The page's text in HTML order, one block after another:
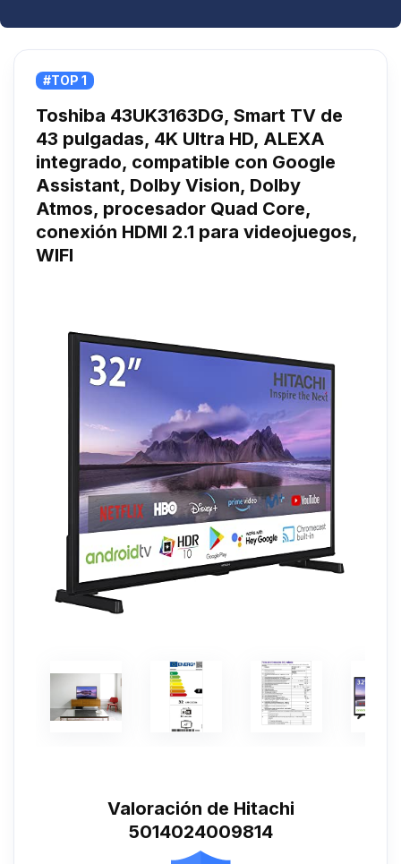
#TOP 1
Toshiba 43UK3163DG, Smart TV de
43 pulgadas, 4K Ultra HD, ALEXA
integrado, compatible con Google
Assistant, Dolby Vision, Dolby
Atmos, procesador Quad Core,
conexión HDMI 2.1 para videojuegos,
WIFI
Valoración de Hitachi
5014024009814